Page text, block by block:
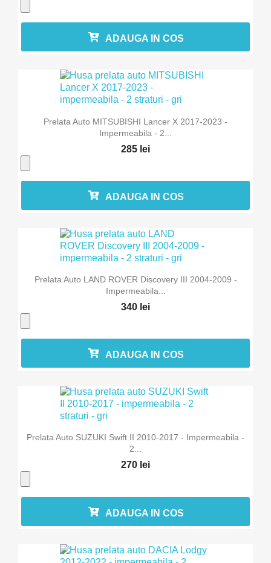
ADAUGA IN COS
Prelata Auto MITSUBISHI Lancer X 2017-2023 -
Impermeabila - 2...
285 lei
ADAUGA IN COS
Prelata Auto LAND ROVER Discovery III 2004-2009 -
Impermeabila...
340 lei
ADAUGA IN COS
Prelata Auto SUZUKI Swift II 2010-2017 - Impermeabila -
2...
270 lei
ADAUGA IN COS